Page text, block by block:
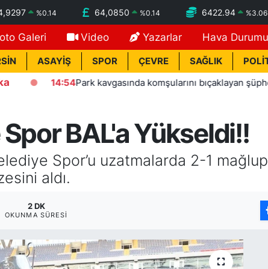
%0.14 64,0850 %0.14 6422.94 %3.06
Galeri Video Yazarlar Hava Durumu
ASAYİŞ SPOR ÇEVRE SAĞLIK
Park kavgasında komşularını bıçaklayan şüpheli tutuklandı
BAL'a Yükseldi!!
Spor’u uzatmalarda 2-1
aldı.
2 DK
OKUNMA SÜRESI